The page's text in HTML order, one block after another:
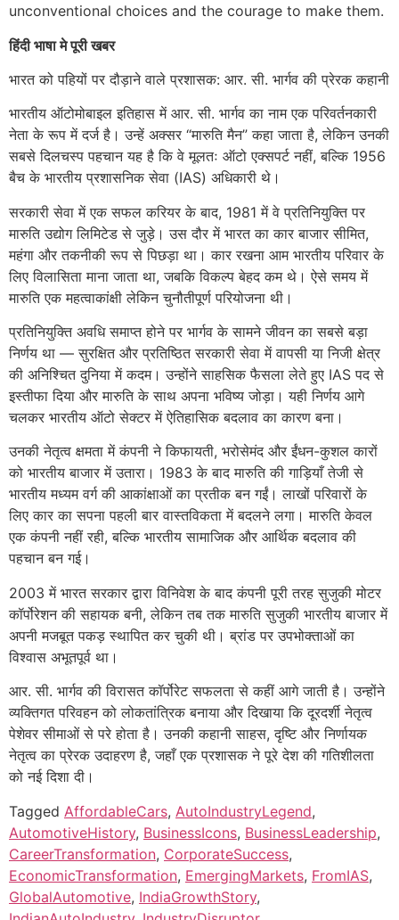
unconventional choices and the courage to make them.
हिंदी भाषा मे पूरी खबर
भारत को पहियों पर दौड़ाने वाले प्रशासक: आर. सी. भार्गव की प्रेरक कहानी
भारतीय ऑटोमोबाइल इतिहास में आर. सी. भार्गव का नाम एक परिवर्तनकारी
नेता के रूप में दर्ज है। उन्हें अक्सर “मारुति मैन” कहा जाता है, लेकिन उनकी
सबसे दिलचस्प पहचान यह है कि वे मूलतः ऑटो एक्सपर्ट नहीं, बल्कि 1956
बैच के भारतीय प्रशासनिक सेवा (IAS) अधिकारी थे।
सरकारी सेवा में एक सफल करियर के बाद, 1981 में वे प्रतिनियुक्ति पर
मारुति उद्योग लिमिटेड से जुड़े। उस दौर में भारत का कार बाजार सीमित,
महंगा और तकनीकी रूप से पिछड़ा था। कार रखना आम भारतीय परिवार के
लिए विलासिता माना जाता था, जबकि विकल्प बेहद कम थे। ऐसे समय में
मारुति एक महत्वाकांक्षी लेकिन चुनौतीपूर्ण परियोजना थी।
प्रतिनियुक्ति अवधि समाप्त होने पर भार्गव के सामने जीवन का सबसे बड़ा
निर्णय था — सुरक्षित और प्रतिष्ठित सरकारी सेवा में वापसी या निजी क्षेत्र
की अनिश्चित दुनिया में कदम। उन्होंने साहसिक फैसला लेते हुए IAS पद से
इस्तीफा दिया और मारुति के साथ अपना भविष्य जोड़ा। यही निर्णय आगे
चलकर भारतीय ऑटो सेक्टर में ऐतिहासिक बदलाव का कारण बना।
उनकी नेतृत्व क्षमता में कंपनी ने किफायती, भरोसेमंद और ईंधन-कुशल कारों
को भारतीय बाजार में उतारा। 1983 के बाद मारुति की गाड़ियाँ तेजी से
भारतीय मध्यम वर्ग की आकांक्षाओं का प्रतीक बन गईं। लाखों परिवारों के
लिए कार का सपना पहली बार वास्तविकता में बदलने लगा। मारुति केवल
एक कंपनी नहीं रही, बल्कि भारतीय सामाजिक और आर्थिक बदलाव की
पहचान बन गई।
2003 में भारत सरकार द्वारा विनिवेश के बाद कंपनी पूरी तरह सुजुकी मोटर
कॉर्पोरेशन की सहायक बनी, लेकिन तब तक मारुति सुजुकी भारतीय बाजार में
अपनी मजबूत पकड़ स्थापित कर चुकी थी। ब्रांड पर उपभोक्ताओं का
विश्वास अभूतपूर्व था।
आर. सी. भार्गव की विरासत कॉर्पोरेट सफलता से कहीं आगे जाती है। उन्होंने
व्यक्तिगत परिवहन को लोकतांत्रिक बनाया और दिखाया कि दूरदर्शी नेतृत्व
पेशेवर सीमाओं से परे होता है। उनकी कहानी साहस, दृष्टि और निर्णायक
नेतृत्व का प्रेरक उदाहरण है, जहाँ एक प्रशासक ने पूरे देश की गतिशीलता
को नई दिशा दी।
Tagged AffordableCars, AutoIndustryLegend,
AutomotiveHistory, BusinessIcons, BusinessLeadership,
CareerTransformation, CorporateSuccess,
EconomicTransformation, EmergingMarkets, FromIAS,
GlobalAutomotive, IndiaGrowthStory,